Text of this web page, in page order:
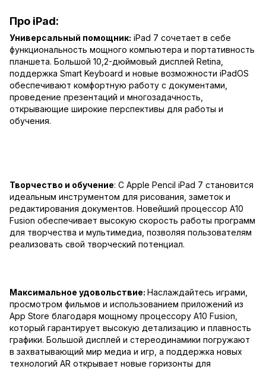
Про iPad:
Универсальный помощник: iPad 7 сочетает в себе
функциональность мощного компьютера и портативность
планшета. Большой 10,2-дюймовый дисплей Retina,
поддержка Smart Keyboard и новые возможности iPadOS
обеспечивают комфортную работу с документами,
проведение презентаций и многозадачность,
открывающие широкие перспективы для работы и
обучения.
Творчество и обучение: С Apple Pencil iPad 7 становится
идеальным инструментом для рисования, заметок и
редактирования документов. Новейший процессор A10
Fusion обеспечивает высокую скорость работы программ
для творчества и мультимедиа, позволяя пользователям
реализовать свой творческий потенциал.
Максимальное удовольствие: Наслаждайтесь играми,
просмотром фильмов и использованием приложений из
App Store благодаря мощному процессору A10 Fusion,
который гарантирует высокую детализацию и плавность
графики. Большой дисплей и стереодинамики погружают
в захватывающий мир медиа и игр, а поддержка новых
технологий AR открывает новые горизонты для